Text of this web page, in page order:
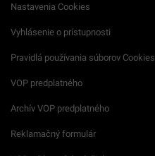
Nastavenia Cookies
Vyhlásenie o prístupnosti
Pravidlá používania súborov Cookies
VOP predplatného
Archív VOP predplatného
Reklamačný formulár